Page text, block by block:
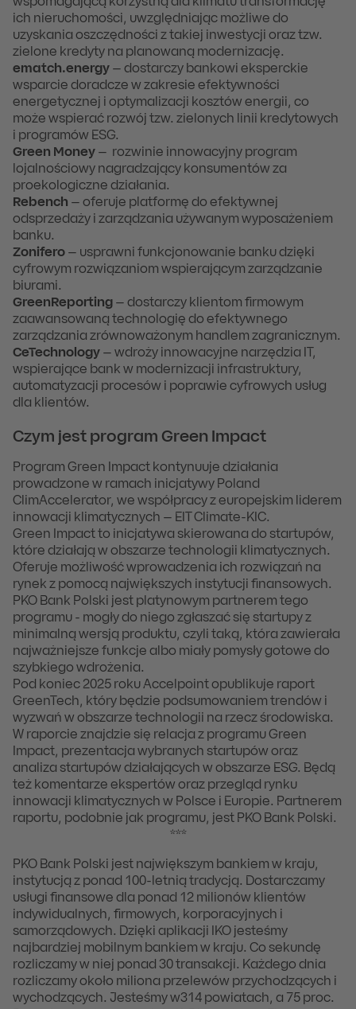
wspomagającą korzystną dla klimatu transformację
ich nieruchomości, uwzględniając możliwe do
uzyskania oszczędności z takiej inwestycji oraz tzw.
zielone kredyty na planowaną modernizację.
ematch.energy – dostarczy bankowi eksperckie
wsparcie doradcze w zakresie efektywności
energetycznej i optymalizacji kosztów energii, co
może wspierać rozwój tzw. zielonych linii kredytowych
i programów ESG.
Green Money – rozwinie innowacyjny program
lojalnościowy nagradzający konsumentów za
proekologiczne działania.
Rebench – oferuje platformę do efektywnej
odsprzedaży i zarządzania używanym wyposażeniem
banku.
Zonifero – usprawni funkcjonowanie banku dzięki
cyfrowym rozwiązaniom wspierającym zarządzanie
biurami.
GreenReporting – dostarczy klientom firmowym
zaawansowaną technologię do efektywnego
zarządzania zrównoważonym handlem zagranicznym.
CeTechnology – wdroży innowacyjne narzędzia IT,
wspierające bank w modernizacji infrastruktury,
automatyzacji procesów i poprawie cyfrowych usług
dla klientów.
Czym jest program Green Impact
Program Green Impact kontynuuje działania
prowadzone w ramach inicjatywy Poland
ClimAccelerator, we współpracy z europejskim liderem
innowacji klimatycznych – EIT Climate-KIC.
Green Impact to inicjatywa skierowana do startupów,
które działają w obszarze technologii klimatycznych.
Oferuje możliwość wprowadzenia ich rozwiązań na
rynek z pomocą największych instytucji finansowych.
PKO Bank Polski jest platynowym partnerem tego
programu - mogły do niego zgłaszać się startupy z
minimalną wersją produktu, czyli taką, która zawierała
najważniejsze funkcje albo miały pomysły gotowe do
szybkiego wdrożenia.
Pod koniec 2025 roku Accelpoint opublikuje raport
GreenTech, który będzie podsumowaniem trendów i
wyzwań w obszarze technologii na rzecz środowiska.
W raporcie znajdzie się relacja z programu Green
Impact, prezentacja wybranych startupów oraz
analiza startupów działających w obszarze ESG. Będą
też komentarze ekspertów oraz przegląd rynku
innowacji klimatycznych w Polsce i Europie. Partnerem
raportu, podobnie jak programu, jest PKO Bank Polski.
***
PKO Bank Polski jest największym bankiem w kraju,
instytucją z ponad 100-letnią tradycją. Dostarczamy
usługi finansowe dla ponad 12 milionów klientów
indywidualnych, firmowych, korporacyjnych i
samorządowych. Dzięki aplikacji IKO jesteśmy
najbardziej mobilnym bankiem w kraju. Co sekundę
rozliczamy w niej ponad 30 transakcji. Każdego dnia
rozliczamy około miliona przelewów przychodzących i
wychodzących. Jesteśmy w314 powiatach, a 75 proc.